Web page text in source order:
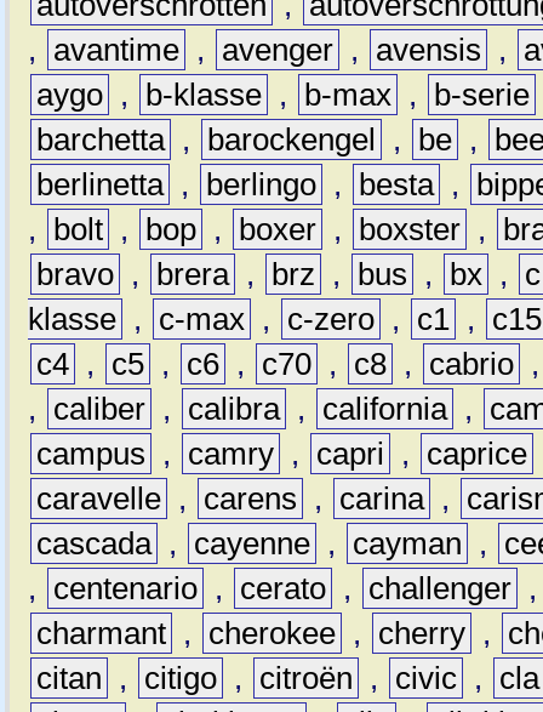
,
avantime , avenger , avensis ,
aygo , b-klasse , b-max , b-serie
barchetta , barockengel , be ,
berlinetta , berlingo , besta ,
,
bolt , bop , boxer , boxster ,
bravo , brera , brz , bus , bx ,
c
klasse , c-max , c-zero , c1 ,
c15
c4 , c5 , c6 , c70 , c8 , cabrio
,
caliber , calibra , california ,
campus
, camry , capri , caprice
caravelle , carens , carina ,
cascada , cayenne , cayman ,
,
centenario , cerato , challenger
charmant , cherokee , cherry ,
citan
, citigo , citroën , civic ,
cla